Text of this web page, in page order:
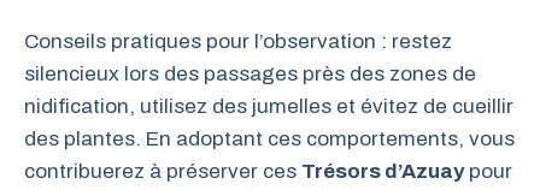
Conseils pratiques pour l’observation : restez
silencieux lors des passages près des zones de
nidification, utilisez des jumelles et évitez de cueillir
des plantes. En adoptant ces comportements, vous
contribuerez à préserver ces Trésors d’Azuaypour